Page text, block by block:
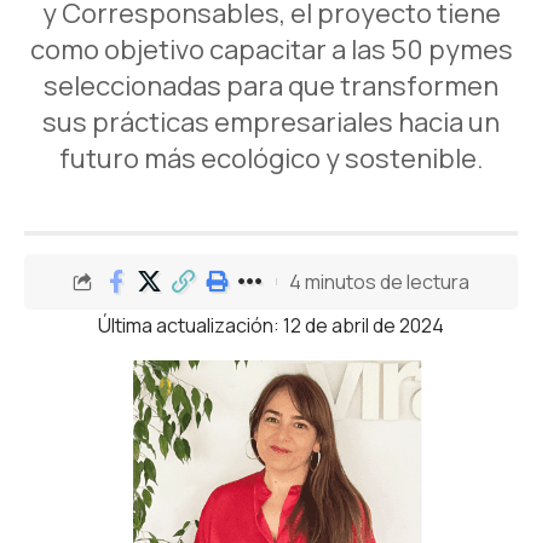
y Corresponsables, el proyecto tiene
como objetivo capacitar a las 50 pymes
seleccionadas para que transformen
sus prácticas empresariales hacia un
futuro más ecológico y sostenible.
Última actualización: 12 de abril de 2024
4 minutos de lectura